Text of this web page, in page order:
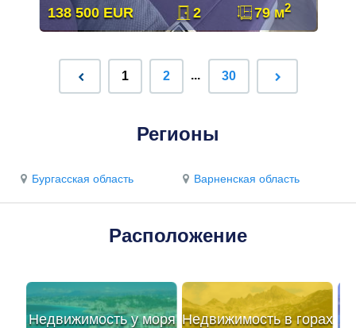
138 500 EUR 2 79 м2
1 2 ... 30
Регионы
Бургасская область Варненская область
Расположение
Недвижимость у моря Недвижимость в горах